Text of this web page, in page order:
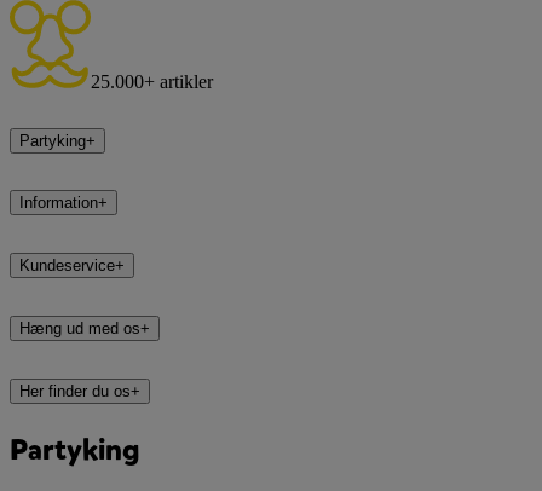
25.000+ artikler
Partyking+
Information+
Kundeservice+
Hæng ud med os+
Her finder du os+
Partyking